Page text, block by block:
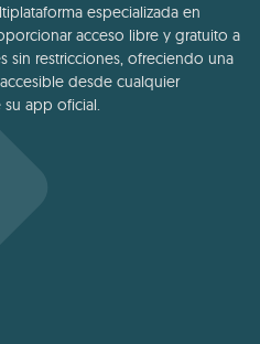
especializada en
acceso libre y gratuito a
sin restricciones, ofreciendo una
desde cualquier
app oficial.